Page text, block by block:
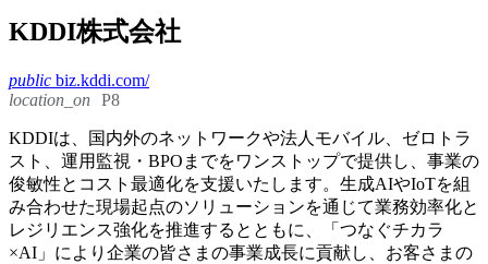
KDDI株式会社
public biz.kddi.com/
location_on P8
KDDIは、国内外のネットワークや法人モバイル、ゼロトラ
スト、運用監視・BPOまでをワンストップで提供し、事業の
俊敏性とコスト最適化を支援いたします。生成AIやIoTを組
み合わせた現場起点のソリューションを通じて業務効率化と
レジリエンス強化を推進するとともに、「つなぐチカラ
×AI」により企業の皆さまの事業成長に貢献し、お客さまの